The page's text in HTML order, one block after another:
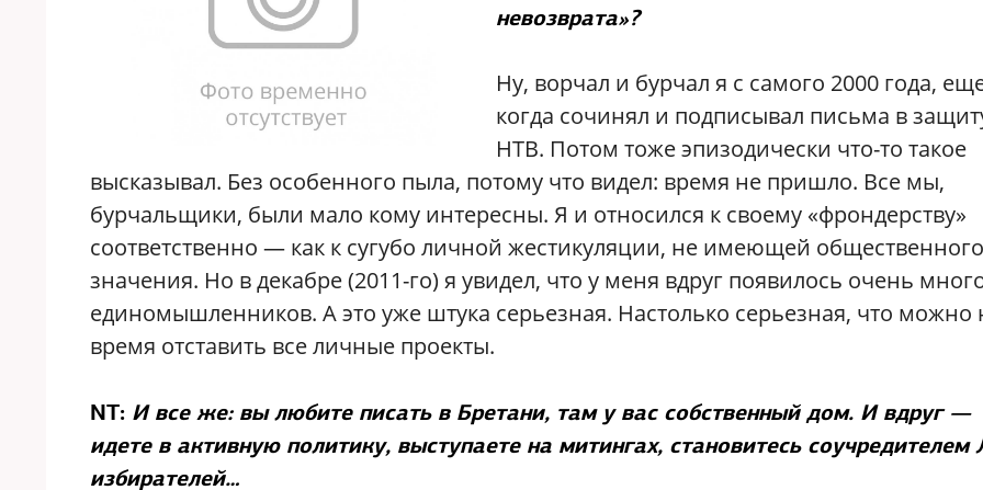
невозврата»?
Ну, ворчал и бурчал я с самого 2000 года,
когда сочинял и подписывал письма в
НТВ. Потом тоже эпизодически что-то такое
высказывал. Без особенного пыла, потому что видел: время не пришло. Все мы,
бурчальщики, были мало кому интересны. Я и относился к своему «фрондерству»
соответственно — как к сугубо личной жестикуляции, не имеющей общественного
значения. Но в декабре (2011-го) я увидел, что у меня вдруг появилось очень
единомышленников. А это уже штука серьезная. Настолько серьезная, что можно
время отставить все личные проекты.
NT: И все же: вы любите писать в Бретани, там у вас собственный дом. И вдруг —
идете в активную политику, выступаете на митингах, становитесь соучредителем
избирателей…